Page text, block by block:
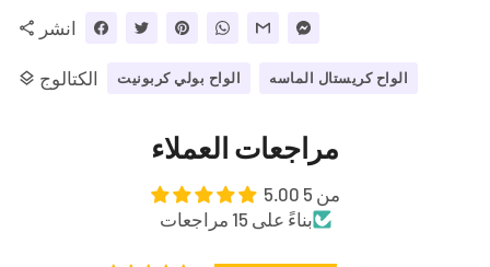
share انشر
layers الكتالوج الواح بولي كربونيت الواح كريستال الماسه
مراجعات العملاء
5.00 من 5
بناءً على 15 مراجعات